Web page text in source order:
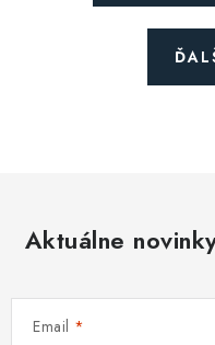
Aktuálne
Email